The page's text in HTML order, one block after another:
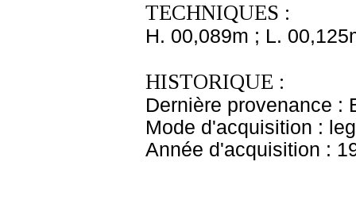
TECHNIQUES :
H. 00,089m ; L.
HISTORIQUE :
Dernière provenance :
Mode d'acquisition :
Année d'acquisition :